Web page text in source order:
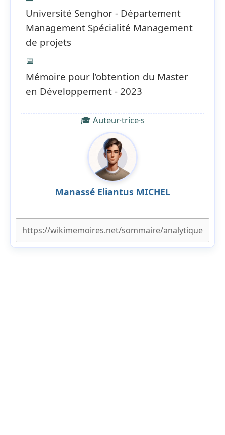
Université Senghor - Département
Management Spécialité Management
de projets
📅
Mémoire pour l’obtention du Master
en Développement - 2023
🎓 Auteur·trice·s
Manassé Eliantus MICHEL